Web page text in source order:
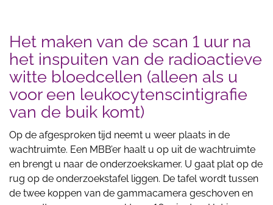
Het maken van de scan 1 uur na
het inspuiten van de radioactieve
witte bloedcellen (alleen als u
voor een leukocytenscintigrafie
van de buik komt)
Op de afgesproken tijd neemt u weer plaats in de
wachtruimte. Een MBB’er haalt u op uit de wachtruimte
en brengt u naar de onderzoekskamer. U gaat plat op de
rug op de onderzoekstafel liggen. De tafel wordt tussen
de twee koppen van de gammacamera geschoven en